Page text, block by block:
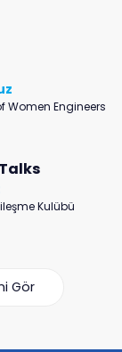
Women Engineers
Kulübü
Gör